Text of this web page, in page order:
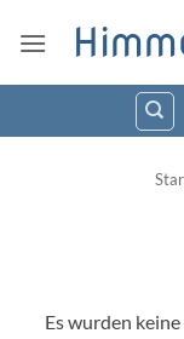
Inhalt
Es wurden